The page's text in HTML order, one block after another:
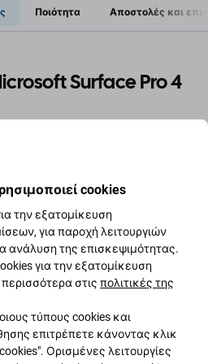
Ποιότητα Αποστολές και
Surface Pro 4
χωρητικότητα, πρέπει να
την μπαταρία;
γρήγορα
να φορτιστεί στο 100%
σωστά την
cookies
την εξατομίκευση
για παροχή λειτουργιών
ανάλυση της επισκεψιμότητας.
για την εξατομίκευση
στις πολιτικές της
τύπους cookies και
επιτρέπετε κάνοντας κλικ
Ορισμένες λειτουργίες